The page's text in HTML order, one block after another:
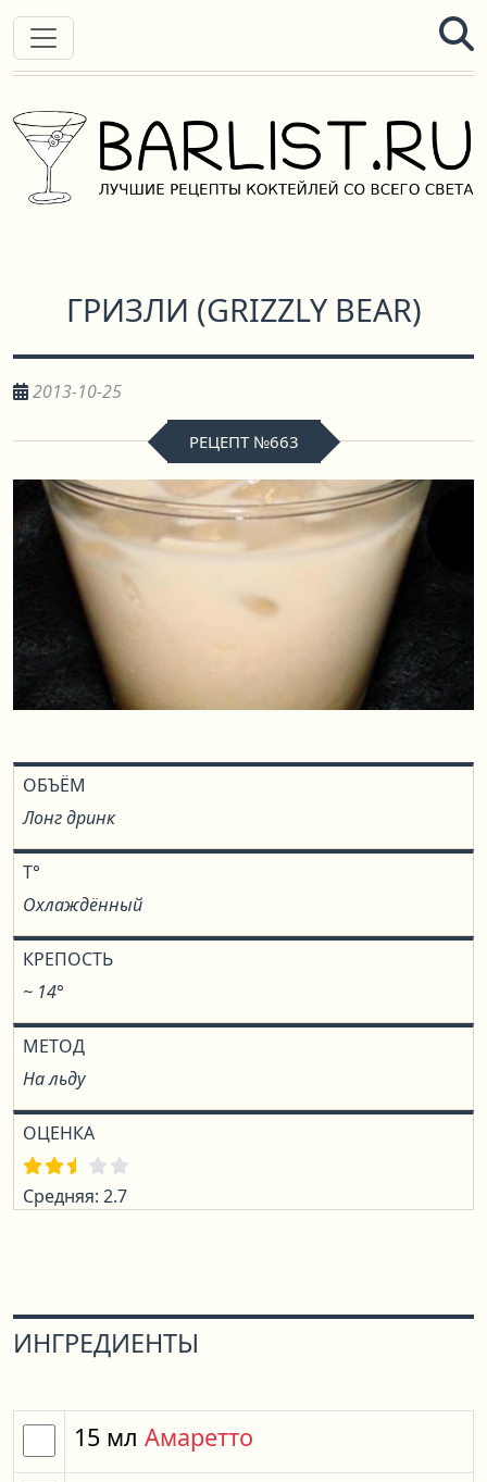
ГРИЗЛИ (GRIZZLY BEAR)
2013-10-25
РЕЦЕПТ №663
ОБЪЁМ
Лонг дринк
T°
Охлаждённый
КРЕПОСТЬ
~ 14°
МЕТОД
На льду
ОЦЕНКА
Средняя: 2.7
ИНГРЕДИЕНТЫ
15 мл Амаретто